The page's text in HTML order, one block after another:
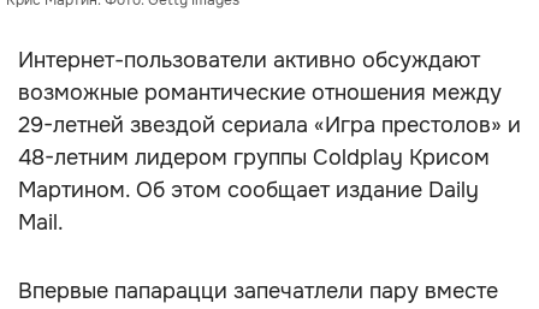
Интернет-пользователи активно обсуждают
возможные романтические отношения между
29-летней звездой сериала «Игра престолов» и
48-летним лидером группы Coldplay Крисом
Мартином. Об этом сообщает издание Daily
Mail.
Впервые папарацци запечатлели пару вместе